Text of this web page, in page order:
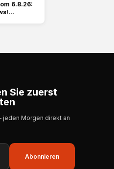
6.8.26:
Sie zuerst
Morgen direkt an
Abonnieren